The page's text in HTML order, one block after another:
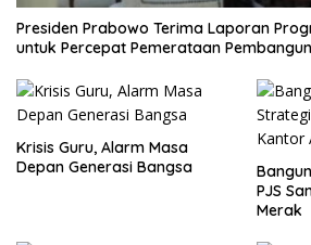
Presiden Prabowo Terima Laporan
untuk Percepat Pemerataan
Krisis Guru, Alarm Masa
Depan Generasi Bangsa
PJS
Merak